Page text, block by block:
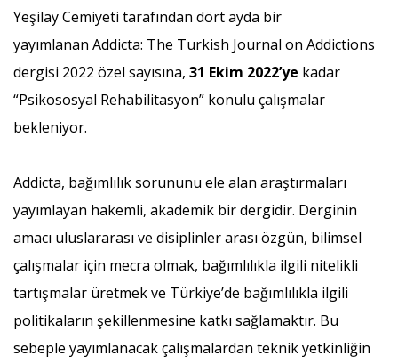
Yeşilay Cemiyeti tarafından dört ayda bir
yayımlanan Addicta: The Turkish Journal on Addictions
dergisi 2022 özel sayısına, 31 Ekim 2022’ye kadar
“Psikososyal Rehabilitasyon” konulu çalışmalar
bekleniyor.
Addicta, bağımlılık sorununu ele alan araştırmaları
yayımlayan hakemli, akademik bir dergidir. Derginin
amacı uluslararası ve disiplinler arası özgün, bilimsel
çalışmalar için mecra olmak, bağımlılıkla ilgili nitelikli
tartışmalar üretmek ve Türkiye’de bağımlılıkla ilgili
politikaların şekillenmesine katkı sağlamaktır. Bu
sebeple yayımlanacak çalışmalardan teknik yetkinliğin